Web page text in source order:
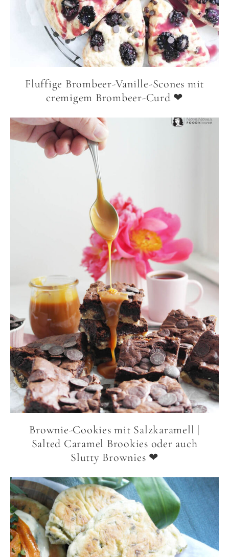
Fluffige Brombeer-Vanille-Scones mit
cremigem Brombeer-Curd ❤
Brownie-Cookies mit Salzkaramell |
Salted Caramel Brookies oder auch
Slutty Brownies ❤